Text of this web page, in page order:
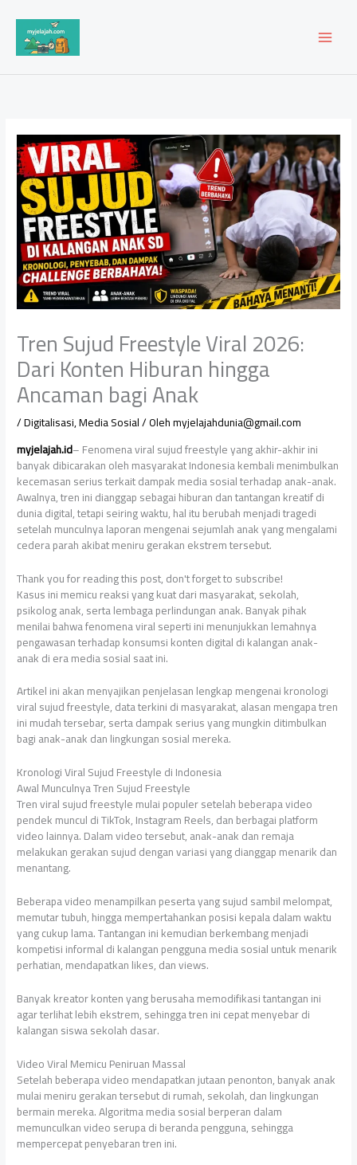
konten
Tren Sujud Freestyle Viral 2026:
Dari Konten Hiburan hingga
Ancaman bagi Anak
/Digitalisasi,Media Sosial/ Olehmyjelajahdunia@gmail.com
myjelajah.id– Fenomena viral sujud freestyle yang akhir-akhir ini
banyak dibicarakan oleh masyarakat Indonesia kembali menimbulkan
kecemasan serius terkait dampak media sosial terhadap anak-anak.
Awalnya, tren ini dianggap sebagai hiburan dan tantangan kreatif di
dunia digital, tetapi seiring waktu, hal itu berubah menjadi tragedi
setelah munculnya laporan mengenai sejumlah anak yang mengalami
cedera parah akibat meniru gerakan ekstrem tersebut.
Thank you for reading this post, don't forget to subscribe!
Kasus ini memicu reaksi yang kuat dari masyarakat, sekolah,
psikolog anak, serta lembaga perlindungan anak. Banyak pihak
menilai bahwa fenomena viral seperti ini menunjukkan lemahnya
pengawasan terhadap konsumsi konten digital di kalangan anak-
anak di era media sosial saat ini.
Artikel ini akan menyajikan penjelasan lengkap mengenai kronologi
viral sujud freestyle, data terkini di masyarakat, alasan mengapa tren
ini mudah tersebar, serta dampak serius yang mungkin ditimbulkan
bagi anak-anak dan lingkungan sosial mereka.
Kronologi Viral Sujud Freestyle di Indonesia
Awal Munculnya Tren Sujud Freestyle
Tren viral sujud freestyle mulai populer setelah beberapa video
pendek muncul di TikTok, Instagram Reels, dan berbagai platform
video lainnya. Dalam video tersebut, anak-anak dan remaja
melakukan gerakan sujud dengan variasi yang dianggap menarik dan
menantang.
Beberapa video menampilkan peserta yang sujud sambil melompat,
memutar tubuh, hingga mempertahankan posisi kepala dalam waktu
yang cukup lama. Tantangan ini kemudian berkembang menjadi
kompetisi informal di kalangan pengguna media sosial untuk menarik
perhatian, mendapatkan likes, dan views.
Banyak kreator konten yang berusaha memodifikasi tantangan ini
agar terlihat lebih ekstrem, sehingga tren ini cepat menyebar di
kalangan siswa sekolah dasar.
Video Viral Memicu Peniruan Massal
Setelah beberapa video mendapatkan jutaan penonton, banyak anak
mulai meniru gerakan tersebut di rumah, sekolah, dan lingkungan
bermain mereka. Algoritma media sosial berperan dalam
memunculkan video serupa di beranda pengguna, sehingga
mempercepat penyebaran tren ini.